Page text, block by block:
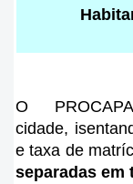
O
cidade,
e taxa de
separadas em